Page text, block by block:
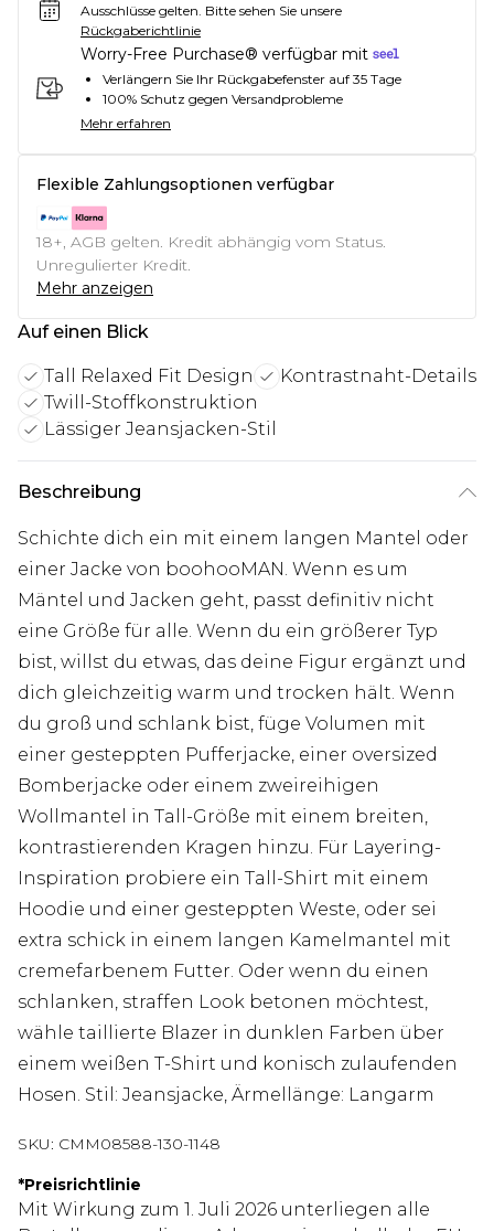
Ausschlüsse gelten. Bitte sehen Sie unsere
Rückgaberichtlinie
Worry-Free Purchase® verfügbar mit
Verlängern Sie Ihr Rückgabefenster auf 35 Tage
100% Schutz gegen Versandprobleme
Mehr erfahren
Flexible Zahlungsoptionen verfügbar
18+, AGB gelten. Kredit abhängig vom Status.
Unregulierter Kredit.
Mehr anzeigen
Auf einen Blick
Tall Relaxed Fit Design
Kontrastnaht-Details
Twill-Stoffkonstruktion
Lässiger Jeansjacken-Stil
Beschreibung
Schichte dich ein mit einem langen Mantel oder
einer Jacke von boohooMAN. Wenn es um
Mäntel und Jacken geht, passt definitiv nicht
eine Größe für alle. Wenn du ein größerer Typ
bist, willst du etwas, das deine Figur ergänzt und
dich gleichzeitig warm und trocken hält. Wenn
du groß und schlank bist, füge Volumen mit
einer gesteppten Pufferjacke, einer oversized
Bomberjacke oder einem zweireihigen
Wollmantel in Tall-Größe mit einem breiten,
kontrastierenden Kragen hinzu. Für Layering-
Inspiration probiere ein Tall-Shirt mit einem
Hoodie und einer gesteppten Weste, oder sei
extra schick in einem langen Kamelmantel mit
cremefarbenem Futter. Oder wenn du einen
schlanken, straffen Look betonen möchtest,
wähle taillierte Blazer in dunklen Farben über
einem weißen T-Shirt und konisch zulaufenden
Hosen. Stil: Jeansjacke, Ärmellänge: Langarm
SKU: CMM08588-130-1148
*Preisrichtlinie
Mit Wirkung zum 1. Juli 2026 unterliegen alle